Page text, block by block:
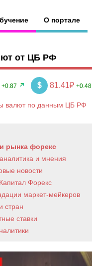
О портале
от ЦБ РФ
+0.87 $ 81.41₽ +0.48
валют по данным ЦБ РФ
рынка форекс
и мнения
новости
Форекс
маркет-мейкеров
стран
ставки